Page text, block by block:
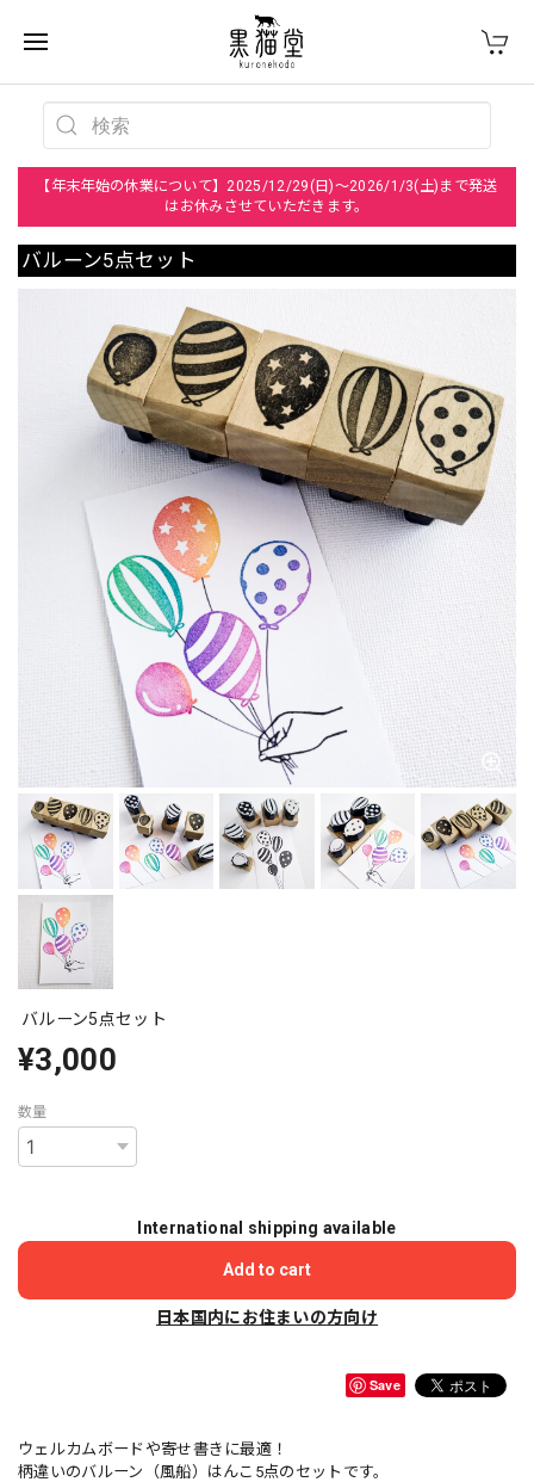
【年末年始の休業について】2025/12/29(日)～2026/1/3(土)まで発送
はお休みさせていただきます。
バルーン5点セット
バルーン5点セット
¥3,000
数量
International shipping available
Add to cart
日本国内にお住まいの方向け
Save
ウェルカムボードや寄せ書きに最適！
柄違いのバルーン（風船）はんこ5点のセットです。